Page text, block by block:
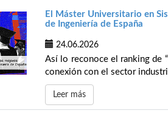
El Máster Universitario en
de Ingeniería de España
24.06.2026
Así lo reconoce el ranking de
conexión con el sector
Leer más